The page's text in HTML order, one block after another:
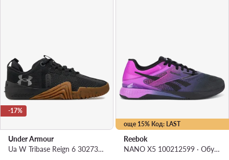
-17%
Under Armour
Ua W Tribase Reign 6 3027342-001 · Обувки за фитнес зала
още 15% Код: LAST
Reebok
NANO X5 100212599 · Обувки за фитнес зала